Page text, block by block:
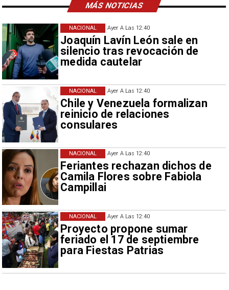
MÁS NOTICIAS
Ayer A Las 12:40
Joaquín Lavín León sale en
silencio tras revocación de
medida cautelar
NACIONAL
Ayer A Las 12:40
Chile y Venezuela formalizan
reinicio de relaciones
consulares
NACIONAL
Ayer A Las 12:40
Feriantes rechazan dichos de
Camila Flores sobre Fabiola
Campillai
NACIONAL
Ayer A Las 12:40
Proyecto propone sumar
feriado el 17 de septiembre
para Fiestas Patrias
NACIONAL